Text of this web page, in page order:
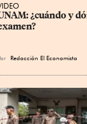
¿cuándo y
Redacción El Economista